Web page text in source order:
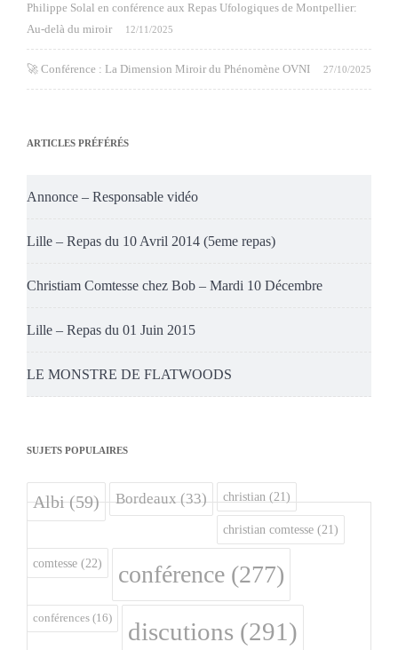
Philippe Solal en conférence aux Repas Ufologiques de Montpellier:
Au-delà du miroir
12/11/2025
🚀 Conférence : La Dimension Miroir du Phénomène OVNI 27/10/2025
ARTICLES PRÉFÉRÉS
Annonce – Responsable vidéo
Lille – Repas du 10 Avril 2014 (5eme repas)
Christiam Comtesse chez Bob – Mardi 10 Décembre
Lille – Repas du 01 Juin 2015
LE MONSTRE DE FLATWOODS
SUJETS POPULAIRES
Albi(59) Bordeaux(33) christian (21)
christian comtesse (21)
comtesse (22) conférence (277)
conférences (16) discutions (291)